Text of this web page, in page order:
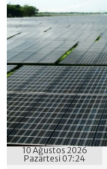
10 Ağustos 2026
Pazartesi 07:24